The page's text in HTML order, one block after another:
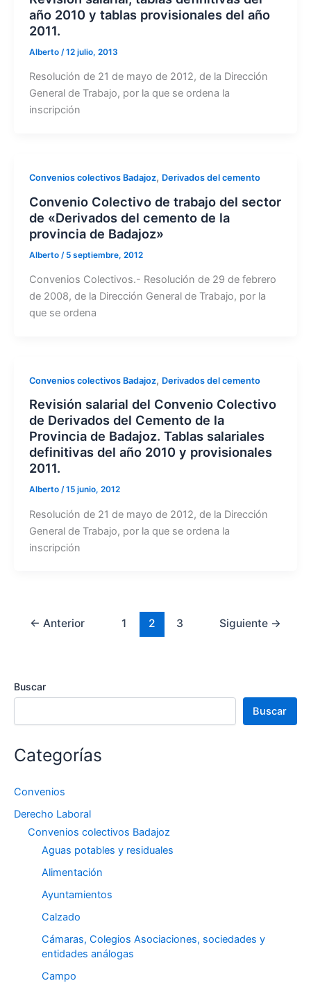
año 2010 y tablas provisionales del año
2011.
Alberto /12 julio, 2013
Resolución de 21 de mayo de 2012, de la Dirección
General de Trabajo, por la que se ordena la
inscripción
Convenios colectivos Badajoz, Derivados del cemento
Convenio Colectivo de trabajo del sector
de «Derivados del cemento de la
provincia de Badajoz»
Alberto / 5 septiembre, 2012
Convenios Colectivos.- Resolución de 29 de febrero
de 2008, de la Dirección General de Trabajo, por la
que se ordena
Convenios colectivos Badajoz, Derivados del cemento
Revisión salarial del Convenio Colectivo
de Derivados del Cemento de la
Provincia de Badajoz. Tablas salariales
definitivas del año 2010 y provisionales
2011.
Alberto /15 junio, 2012
Resolución de 21 de mayo de 2012, de la Dirección
General de Trabajo, por la que se ordena la
inscripción
← Anterior 1 2 3 Siguiente →
Buscar
Buscar
Categorías
Convenios
Derecho Laboral
Convenios colectivos Badajoz
Aguas potables y residuales
Alimentación
Ayuntamientos
Calzado
Cámaras, Colegios Asociaciones, sociedades y
entidades análogas
Campo